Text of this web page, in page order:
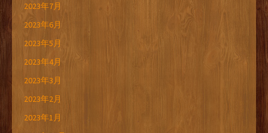
2023年7月
2023年6月
2023年5月
2023年4月
2023年3月
2023年2月
2023年1月